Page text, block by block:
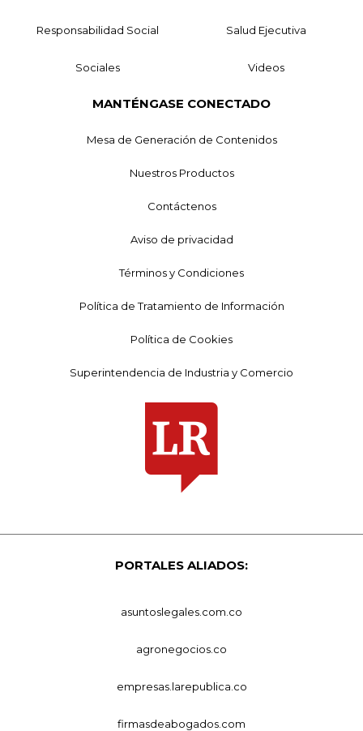
Responsabilidad Social Salud Ejecutiva
Sociales Videos
MANTÉNGASE CONECTADO
Mesa de Generación de Contenidos
Nuestros Productos
Contáctenos
Aviso de privacidad
Términos y Condiciones
Política de Tratamiento de Información
Política de Cookies
Superintendencia de Industria y Comercio
PORTALES ALIADOS:
asuntoslegales.com.co
agronegocios.co
empresas.larepublica.co
firmasdeabogados.com